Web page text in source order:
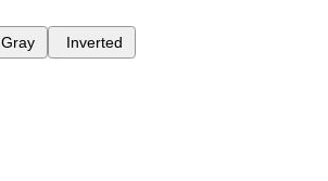
Gray Inverted